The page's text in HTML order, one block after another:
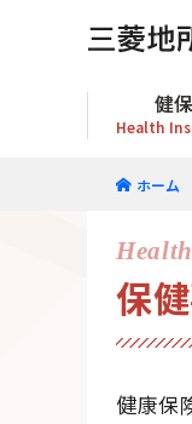
健
Health
ホーム
保
健康保